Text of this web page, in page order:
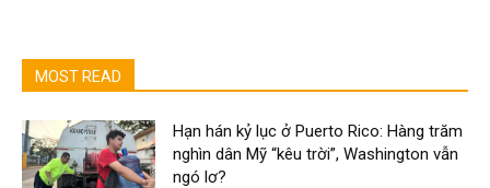
MOST READ
Hạn hán kỷ lục ở Puerto Rico: Hàng trăm
nghìn dân Mỹ “kêu trời”, Washington vẫn
ngó lơ?